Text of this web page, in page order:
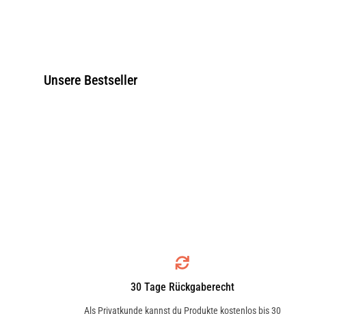
Unsere Bestseller
30 Tage Rückgaberecht
Als Privatkunde kannst du Produkte kostenlos bis 30